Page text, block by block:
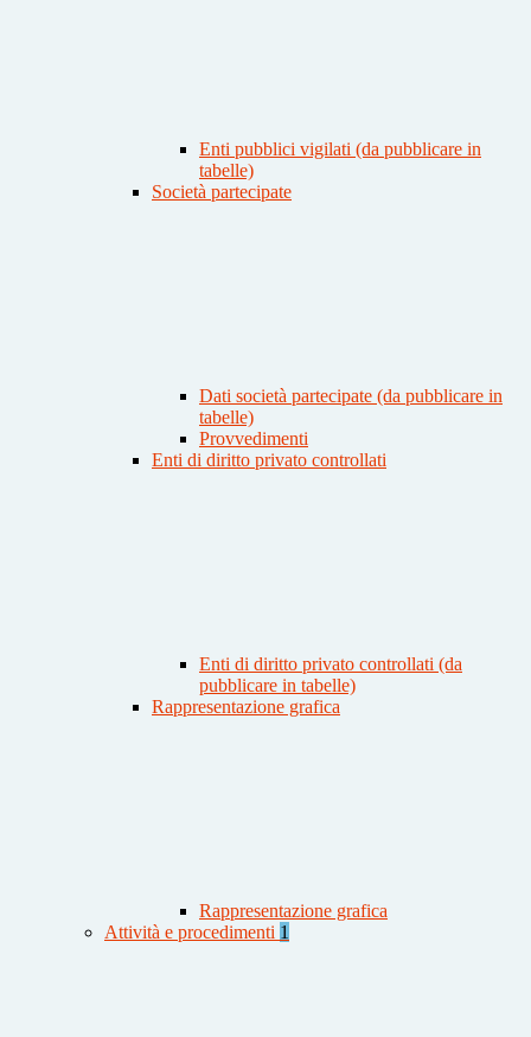
Enti pubblici vigilati (da pubblicare in
tabelle)
Società partecipate
Dati società partecipate (da pubblicare in
tabelle)
Provvedimenti
Enti di diritto privato controllati
Enti di diritto privato controllati (da
pubblicare in tabelle)
Rappresentazione grafica
Rappresentazione grafica
Attività e procedimenti 1